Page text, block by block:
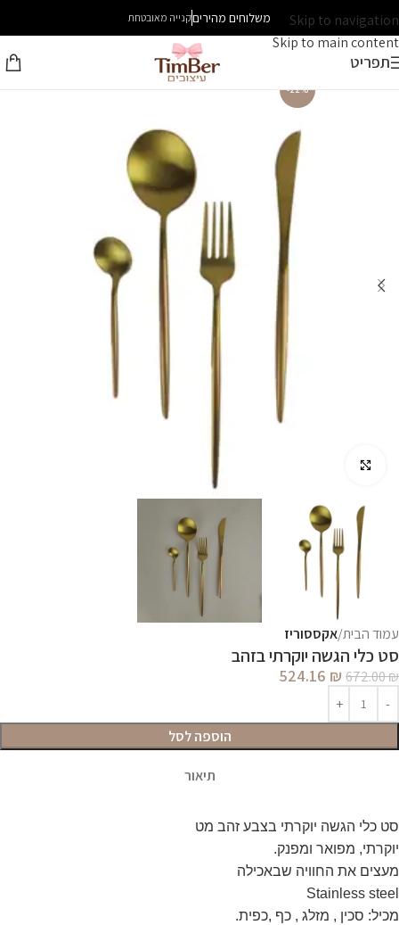
Skip to navigation
Skip to main content
משלוחים מהיריםקנייה מאובטחת
תפריט
עמוד הבית אקססוריז
סט כלי הגשה יוקרתי בזהב
672.00₪
524.16 ₪
הוספה לסל
תיאור
סט כלי הגשה יוקרתי בצבע זהב מט
יוקרתי, מפואר ומפנק.
מעצים את החוויה שבאכילה
Stainless steel
מכיל: סכין , מזלג , כף ,כפית.
-22%